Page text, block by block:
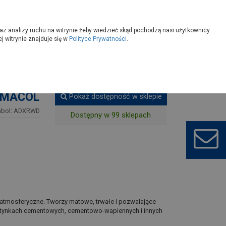
ADXRWD
Pokaż dostępność w sklepie
Dostępny w 99 sklepach
Tworzy matowe, trwałe i pozwalające
cementowych, cementowo-wapiennych i innych
analizy ruchu na witrynie żeby wiedzieć skąd pochodzą nasi użytkownicy.
witrynie znajduje się w Polityce Prywatności.